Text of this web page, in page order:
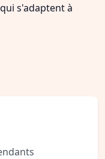
s'adaptent à